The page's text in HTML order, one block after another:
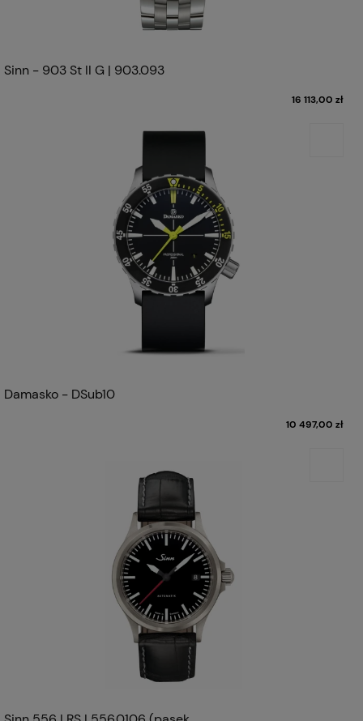
Sinn - 903 St II G | 903.093
16 113,00 zł
Damasko - DSub10
10 497,00 zł